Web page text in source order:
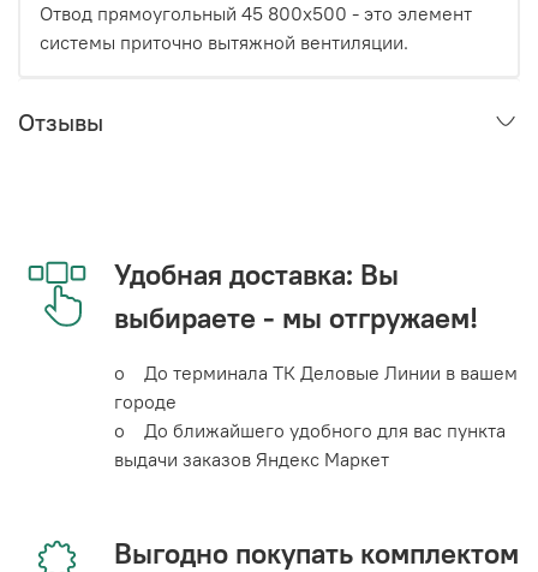
Отвод прямоугольный 45 800x500 - это элемент
системы приточно вытяжной вентиляции.
Отзывы
Удобная доставка: Вы
выбираете - мы отгружаем!
o До терминала ТК Деловые Линии в вашем
городе
o До ближайшего удобного для вас пункта
выдачи заказов Яндекс Маркет
Выгодно покупать комплектом